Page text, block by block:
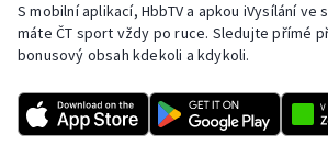
Rychlostní kanoistika
Short track
S mobilní aplikací, HbbTV a apkou iVysílání
máte ČT sport vždy po ruce. Sledujte přímé
bonusový obsah kdekoli a kdykoli.